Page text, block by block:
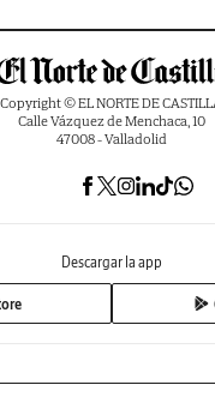
Copyright © EL NORTE DE
Calle Vázquez de Menchaca, 10
47008 - Valladolid
Descargar la app